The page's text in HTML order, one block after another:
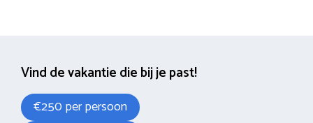
Vind de vakantie die bij je past!
€250 per persoon